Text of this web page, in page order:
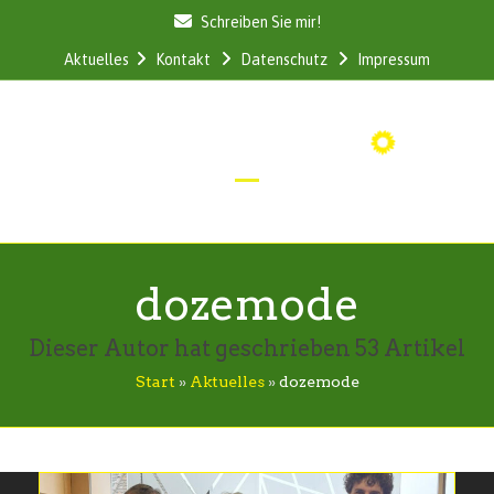
Schreiben Sie mir!
Aktuelles Kontakt Datenschutz Impressum
mobile
mobile
dozemode
Dieser Autor hat geschrieben 53 Artikel
Start » Aktuelles»dozemode